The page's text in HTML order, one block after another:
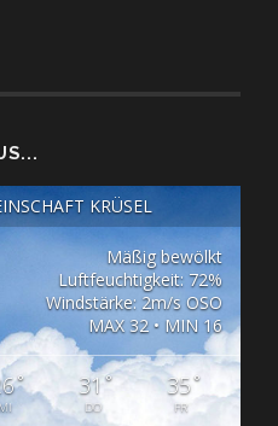
KRÜSEL
Mäßig bewölkt
Luftfeuchtigkeit: 72%
Windstärke: 2m/s OSO
MAX 32 • MIN 16
° 31°
DO
35°
FR